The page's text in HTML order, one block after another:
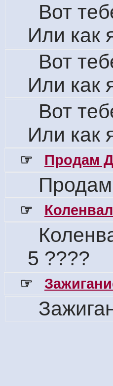
Вот
Или как
Вот
Или как
Вот
Или как
☞ Продам
☞
5 ????
☞